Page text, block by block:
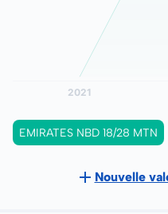
EMIRATES NBD 18/28 MTN
Nouvelle